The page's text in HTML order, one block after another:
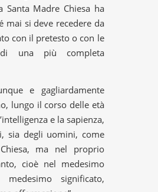
Santa Madre Chiesa ha
mai si deve recedere da
con il pretesto o con le
di una più completa
e gagliardamente
lungo il corso delle età
e la sapienza,
sia degli uomini, come
ma nel proprio
cioè nel medesimo
significato,